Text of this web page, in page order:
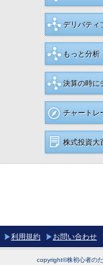
デリバティ
もっと分析
決算の時に
チャートレ
株式投資大
利用規約 お問い合わせ
copyright©株初心者の